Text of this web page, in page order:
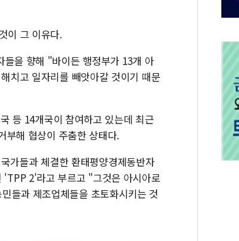
이 그 이유다.
들을 향해 "바이든 행정부가 13개 아
치고 일자리를 빼앗아갈 것이기 때문
등 14개국이 참여하고 있는데 최근
부해 협상이 주춤한 상태다.
가들과 체결한 환태평양경제동반자
2'라고 부르고 "그것은 아시아로
들과 제조업체들을 초토화시키는 것